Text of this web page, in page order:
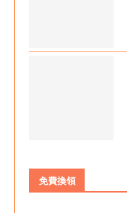
免費換領